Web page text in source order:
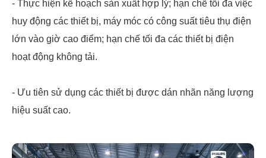
- Thực hiện kế hoạch sản xuất hợp lý; hạn chế tối đa việc
huy động các thiết bị, máy móc có công suất tiêu thụ điện
lớn vào giờ cao điểm; hạn chế tối đa các thiết bị điện
hoạt động không tải.
- Ưu tiên sử dụng các thiết bị được dán nhãn năng lượng
hiệu suất cao.